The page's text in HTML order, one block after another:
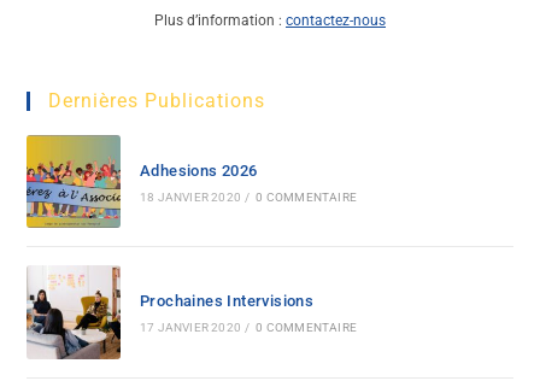
Plus d’information : contactez-nous
Dernières Publications
Adhesions 2026
18 JANVIER 2020 / 0 COMMENTAIRE
Prochaines Intervisions
17 JANVIER 2020 / 0 COMMENTAIRE